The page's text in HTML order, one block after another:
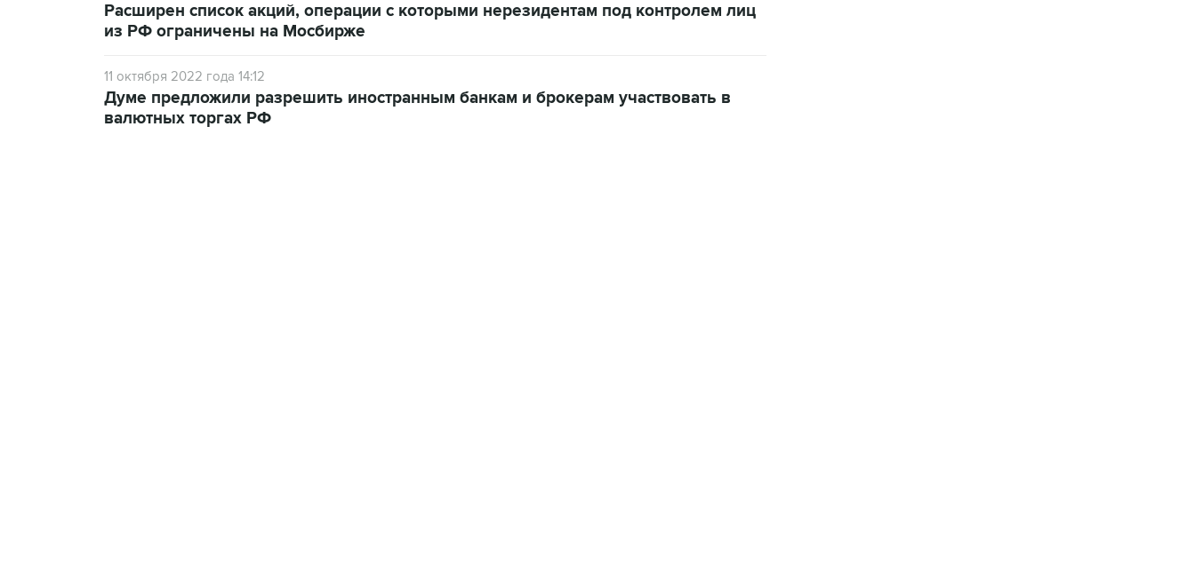
Расширен список акций, операции с которыми нерезидентам под контролем лиц
из РФ ограничены на Мосбирже
11 октября 2022 года 14:12
Думе предложили разрешить иностранным банкам и брокерам участвовать в
валютных торгах РФ